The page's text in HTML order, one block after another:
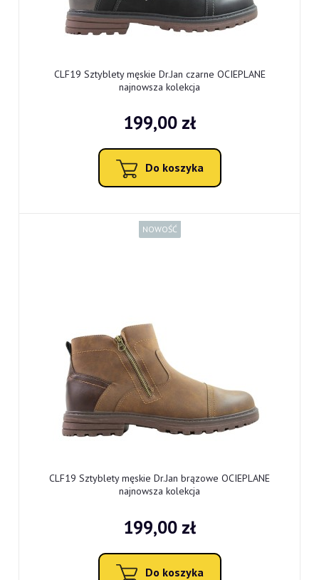
CLF19 Sztyblety męskie Dr.Jan czarne OCIEPLANE
najnowsza kolekcja
199,00 zł
Do koszyka
CLF19 Sztyblety męskie Dr.Jan brązowe OCIEPLANE
najnowsza kolekcja
199,00 zł
Do koszyka
NOWOŚĆ